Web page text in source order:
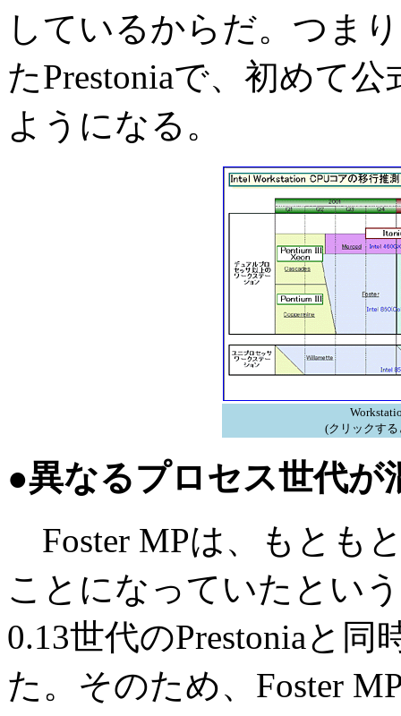
しているからだ。つま
たPrestoniaで、初めて
ようになる。
(クリックす
●異なるプロセス世代が
Foster MPは、もとも
ことになっていたとい
0.13世代のPrestoniaと
た。そのため、Foster